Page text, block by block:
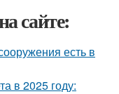
сайте:
есть в
в 2025 году: